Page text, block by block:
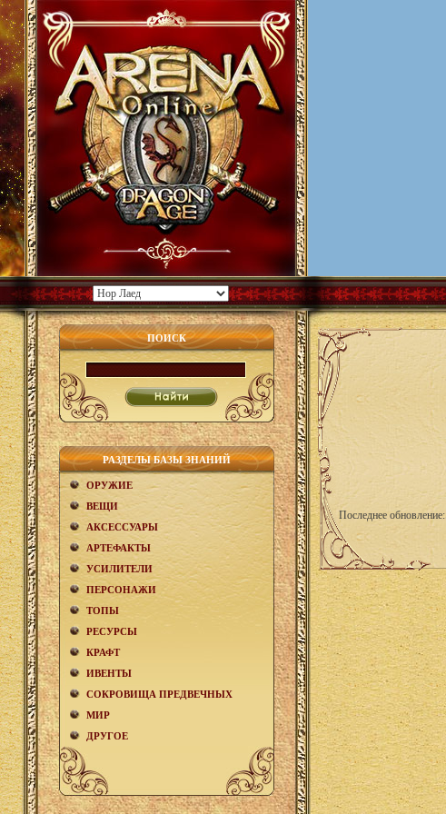
ПОИСК
РАЗДЕЛЫ БАЗЫ ЗНАНИЙ
ОРУЖИЕ
ВЕЩИ
АКCЕСCУАРЫ
АРТЕФАКТЫ
УСИЛИТЕЛИ
ПЕРСОНАЖИ
ТОПЫ
РЕСУРСЫ
КРАФТ
ИВЕНТЫ
СОКРОВИЩА ПРЕДВЕЧНЫХ
МИР
ДРУГОЕ
Последнее обновление: